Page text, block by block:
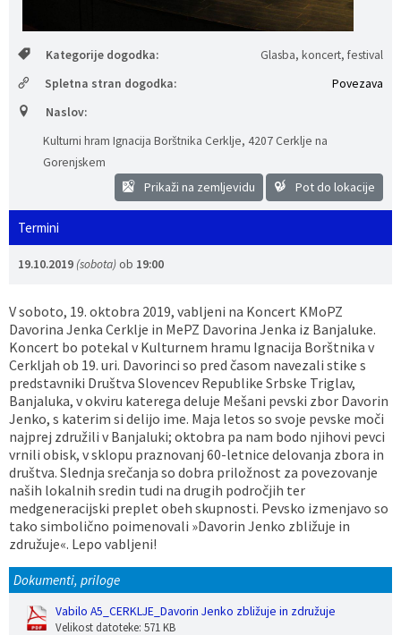
Kategorije dogodka:
Glasba, koncert, festival
Spletna stran dogodka:
Povezava
Naslov:
Kulturni hram Ignacija Borštnika Cerklje, 4207 Cerklje na
Gorenjskem
Prikaži na zemljevidu Pot do lokacije
Termini
19.10.2019 (sobota)ob 19:00
V soboto, 19. oktobra 2019, vabljeni na Koncert KMoPZ
Davorina Jenka Cerklje in MePZ Davorina Jenka iz Banjaluke.
Koncert bo potekal v Kulturnem hramu Ignacija Borštnika v
Cerkljah ob 19. uri. Davorinci so pred časom navezali stike s
predstavniki Društva Slovencev Republike Srbske Triglav,
Banjaluka, v okviru katerega deluje Mešani pevski zbor Davorin
Jenko, s katerim si delijo ime. Maja letos so svoje pevske moči
najprej združili v Banjaluki; oktobra pa nam bodo njihovi pevci
vrnili obisk, v sklopu praznovanj 60-letnice delovanja zbora in
društva. Slednja srečanja so dobra priložnost za povezovanje
naših lokalnih sredin tudi na drugih področjih ter
medgeneracijski preplet obeh skupnosti. Pevsko izmenjavo so
tako simbolično poimenovali »Davorin Jenko zbližuje in
združuje«. Lepo vabljeni!
Dokumenti, priloge
Vabilo A5_CERKLJE_Davorin Jenko zbližuje in združuje
Velikost datoteke: 571 KB
Medobčinski inšpektorat
Gasilstvo, zaščita in reševanje
Načrt ravnanja s stvarnim premoženjem